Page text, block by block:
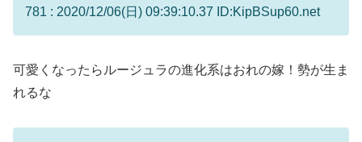
781 : 2020/12/06(日) 09:39:10.37 ID:KipBSup60.net
可愛くなったらルージュラの進化系はおれの嫁！勢が生ま
れるな